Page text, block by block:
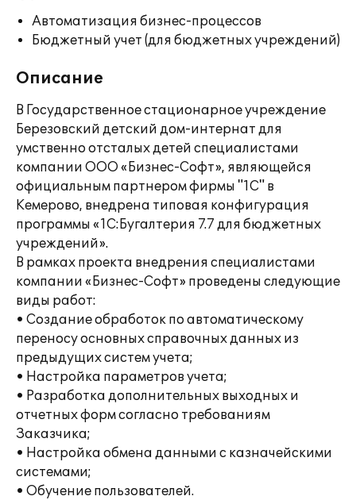
Автоматизация бизнес-процессов
Бюджетный учет (для бюджетных учреждений)
Описание
В Государственное стационарное учреждение
Березовский детский дом-интернат для
умственно отсталых детей специалистами
компании ООО «Бизнес-Софт», являющейся
официальным партнером фирмы "1С" в
Кемерово, внедрена типовая конфигурация
программы «1С:Бугалтерия 7.7 для бюджетных
учреждений».
В рамках проекта внедрения специалистами
компании «Бизнес-Софт» проведены следующие
виды работ:
• Создание обработок по автоматическому
переносу основных справочных данных из
предыдущих систем учета;
• Настройка параметров учета;
• Разработка дополнительных выходных и
отчетных форм согласно требованиям
Заказчика;
• Настройка обмена данными с казначейскими
системами;
• Обучение пользователей.